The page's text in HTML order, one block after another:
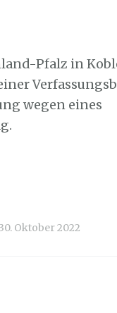
Pfalz in
wegen eines
30. Oktober 2022